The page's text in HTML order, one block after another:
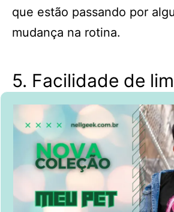
que estão passando por
mudança na rotina.
5. Facilidade de